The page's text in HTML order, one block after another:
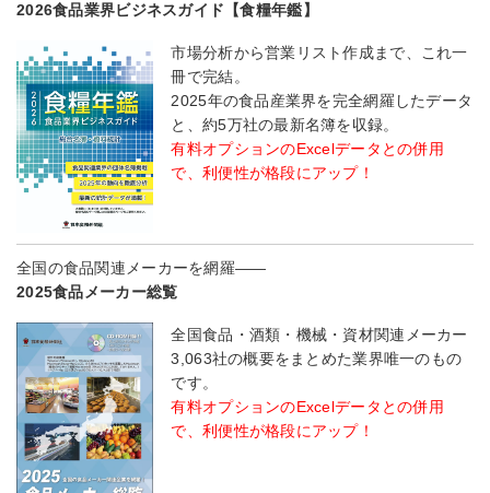
2026食品業界ビジネスガイド【食糧年鑑】
市場分析から営業リスト作成まで、これ一
冊で完結。
2025年の食品産業界を完全網羅したデータ
と、約5万社の最新名簿を収録。
有料オプションのExcelデータとの併用
で、利便性が格段にアップ！
全国の食品関連メーカーを網羅――
2025食品メーカー総覧
全国食品・酒類・機械・資材関連メーカー
3,063社の概要をまとめた業界唯一のもの
です。
有料オプションのExcelデータとの併用
で、利便性が格段にアップ！